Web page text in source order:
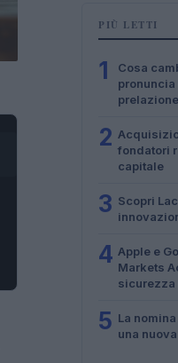
PIÙ LETTI
1
Cosa
2 fondatori
capitale
3 Scopri
4 Apple e
Markets
sicurezza
5 La
una